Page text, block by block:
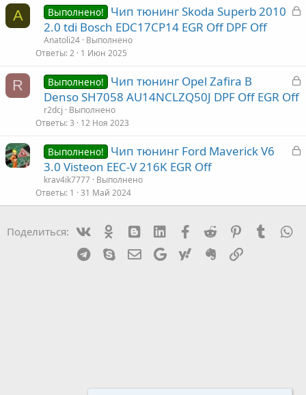
а
A
З
т
Выполнено!
Чип тюнинг Skoda Superb 2010
2.0 tdi Bosch EDC17CP14 EGR Off DPF Off
Anatoli24 Выполнено
Ответы 2 1 Июн 2025
R
З
т
Выполнено!
Чип тюнинг Opel Zafira B
Denso SH7058 AU14NCLZQ50J DPF Off EGR Off
r2dcj
Выполнено
Ответы 3 12 Ноя 2023
З
Выполнено!
Чип тюнинг Ford Maverick V6
3.0 Visteon EEC-V 216K EGR Off
krav4ik7777 Выполнено
Ответы 1 31 Май 2024
Поделиться: Ok mes_blogger
Linked InFacebook
Reddit PinterestTumblr
Telegram
Skype Эл. почта
Google Yahoo Evernote